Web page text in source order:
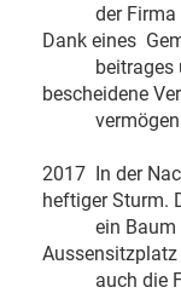
der Firma
Dank eines
beitrages
bescheidene
vermögen
2017 In der
heftiger Sturm.
ein Baum
auch die